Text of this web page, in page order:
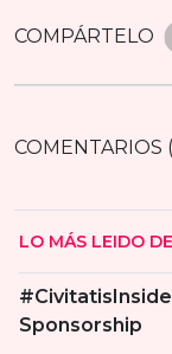
COMPÁRTELO
COMENTARIOS
LO MÁS LEIDO
Sponsorship